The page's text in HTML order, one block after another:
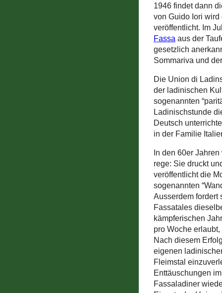
1946 findet dann
von Guido Iori wird
veröffentlicht. Im
Fassa aus der
gesetzlich
Sommariva und
Die Union di
der ladinischen
sogenannten
Ladinischstunde
Deutsch
in der Familie
In den 60er
rege: Sie druckt
veröffentlicht die
sogenannten
Ausserdem fordert
Fassatales
kämpferischen
pro Woche
Nach diesem
eigenen
Fleimstal
Enttäuschungen
Fassaladiner